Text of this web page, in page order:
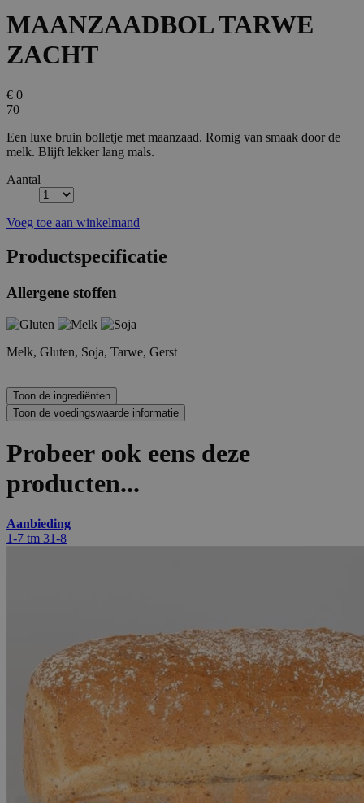
MAANZAADBOL TARWE
ZACHT
€ 0
70
Een luxe bruin bolletje met maanzaad. Romig van smaak door de
melk. Blijft lekker lang mals.
Aantal
Voeg toe aan winkelmand
Productspecificatie
Allergene stoffen
Melk, Gluten, Soja, Tarwe, Gerst
Probeer ook eens deze
producten...
Aanbieding
1-7 tm 31-8